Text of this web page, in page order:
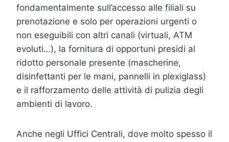
fondamentalmente sull’accesso alle filiali su
prenotazione e solo per operazioni urgenti o
non eseguibili con altri canali (virtuali, ATM
evoluti…), la fornitura di opportuni presidi al
ridotto personale presente (mascherine,
disinfettanti per le mani, pannelli in plexiglass)
e il rafforzamento delle attività di pulizia degli
ambienti di lavoro.
Anche negli Uffici Centrali, dove molto spesso il